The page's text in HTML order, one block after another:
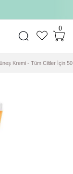
0
Kremi - Tüm Ciltler İçin